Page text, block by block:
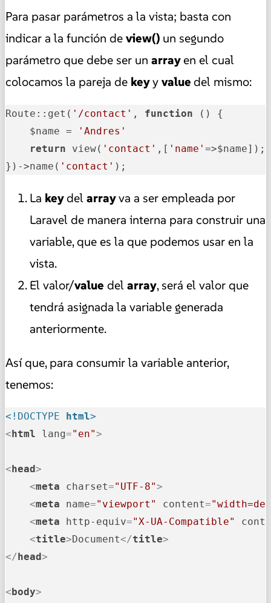
Para pasar parámetros a la vista; basta con
indicar a la función deview() un segundo
parámetro que debe ser un arrayen el cual
colocamos la pareja de keyyvaluedel mismo:
Route::get( '/contact' , function ()
{
$name =
'Andres'
return view( 'contact' ,[ 'name' =>$name]);
})->name( 'contact' );
La keydel arrayva a ser empleada por
Laravel de manera interna para construir una
variable, que es la que podemos usar en la
vista.
El valor/value del array, será el valor que
tendrá asignada la variable generada
anteriormente.
Así que, para consumir la variable anterior,
tenemos:
<!DOCTYPE html>
< html lang="en">
< head>
<meta charset="UTF-8">
<meta name="viewport" content=
<meta http-equiv="X-UA-Compatible"
<title>Document</title>
</ head>
< body>